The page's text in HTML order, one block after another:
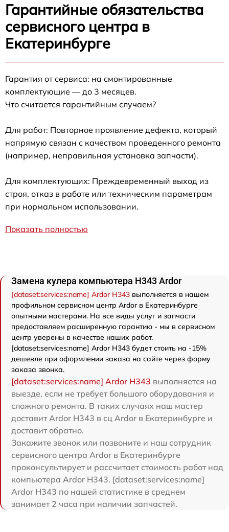
Гарантийные обязательства
сервисного центра в
Екатеринбурге
Гарантия от сервиса: на смонтированные
комплектующие — до 3 месяцев.
Что считается гарантийным случаем?
Для работ: Повторное проявление дефекта, который
напрямую связан с качеством проведенного ремонта
(например, неправильная установка запчасти).
Для комплектующих: Преждевременный выход из
строя, отказ в работе или техническим параметрам
при нормальном использовании.
Показать полностью
Замена кулера компьютера H343 Ardor
[dataset:services:name] Ardor H343 выполняется в нашем
профильном сервисном центр Ardor в Екатеринбурге
опытными мастерами. На все виды услуг и запчасти
предоставляем расширенную гарантию - мы в сервисном
центр уверены в качестве наших работ.
[dataset:services:name] Ardor H343 будет стоить на -15%
дешевле при оформлении заказа на сайте через форму
заказа звонка.
[dataset:services:name] Ardor H343 выполняется на
выезде, если не требует большого оборудования и
сложного ремонта. В таких случаях наш мастер
доставит Ardor H343 в сц Ardor в Екатеринбурге и
доставит обратно.
Закажите звонок или позвоните и наш сотрудник
сервисного центра Ardor в Екатеринбурге
проконсультирует и рассчитает стоимость работ над
компьютера Ardor H343. [dataset:services:name]
Ardor H343 по нашей статистике в среднем
занимает 2 часа при наличии запчастей.